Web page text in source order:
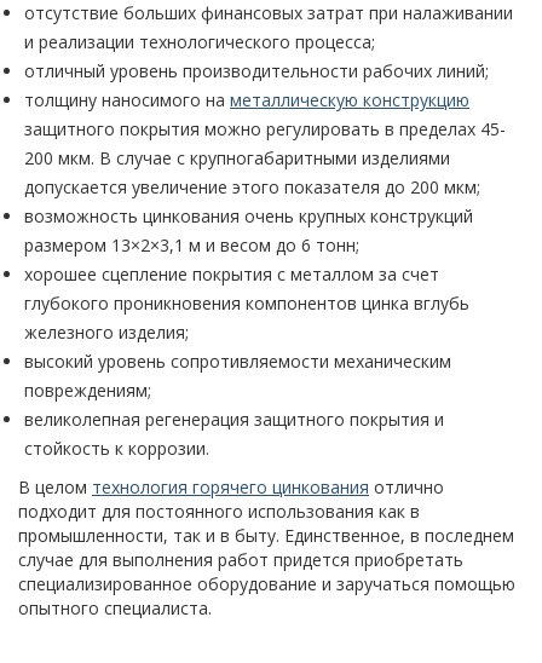
отсутствие больших финансовых затрат при налаживании
и реализации технологического процесса;
отличный уровень производительности рабочих линий;
толщину наносимого на металлическую конструкцию
защитного покрытия можно регулировать в пределах 45-
200 мкм. В случае с крупногабаритными изделиями
допускается увеличение этого показателя до 200 мкм;
возможность цинкования очень крупных конструкций
размером 13×2×3,1 м и весом до 6 тонн;
хорошее сцепление покрытия с металлом за счет
глубокого проникновения компонентов цинка вглубь
железного изделия;
высокий уровень сопротивляемости механическим
повреждениям;
великолепная регенерация защитного покрытия и
стойкость к коррозии.
В целом технология горячего цинкования отлично
подходит для постоянного использования как в
промышленности, так и в быту. Единственное, в последнем
случае для выполнения работ придется приобретать
специализированное оборудование и заручаться помощью
опытного специалиста.